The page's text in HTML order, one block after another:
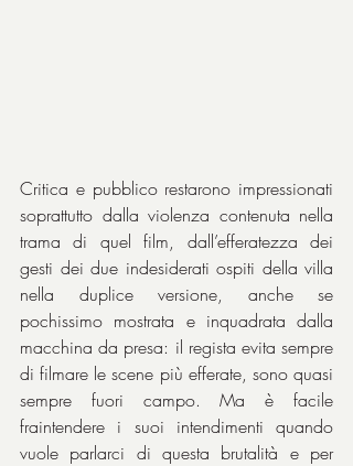
Critica e pubblico restarono impressionati
soprattutto dalla violenza contenuta nella
trama di quel film, dall’efferatezza dei
gesti dei due indesiderati ospiti della villa
nella duplice versione, anche se
pochissimo mostrata e inquadrata dalla
macchina da presa: il regista evita sempre
di filmare le scene più efferate, sono quasi
sempre fuori campo. Ma è facile
fraintendere i suoi intendimenti quando
vuole parlarci di questa brutalità e per